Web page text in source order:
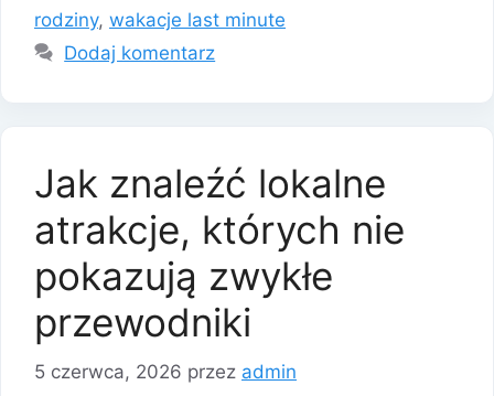
rodziny, wakacje last minute
Dodaj komentarz
Jak znaleźć lokalne
atrakcje, których nie
pokazują zwykłe
przewodniki
5 czerwca, 2026 przez admin